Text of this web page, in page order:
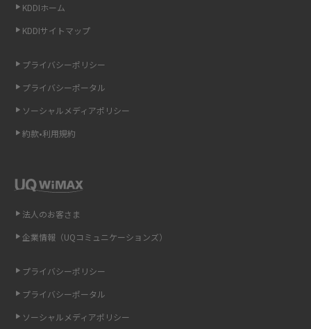
スマホのウィジェットとは？iPhone・Androidの設定方法やおススメを紹
介
リプライ機能とは？LINE、X（旧Twitter）、Instagram、TikTokで送る方法
インスタのDMの送り方は？便利機能の使い方や注意点をわかりやすく解説
紹介
方法を詳しく解説
KDDIホーム
KDDIサイトマップ
プライバシーポリシー
プライバシーポータル
ソーシャルメディアポリシー
約款•利用規約
法人のお客さま
企業情報（UQコミュニケーションズ）
プライバシーポリシー
プライバシーポータル
ソーシャルメディアポリシー